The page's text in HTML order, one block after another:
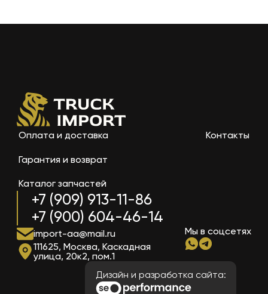
+7 (909) 913-11-86
+7 (900) 604-46-14
Оплата и доставка
Гарантия и возврат
Каталог запчастей
Контакты
import-aa@mail.ru
111625, Москва, Каскадная
улица, 20к2, пом.1
Мы в соцсетях
Дизайн и разработка сайта: